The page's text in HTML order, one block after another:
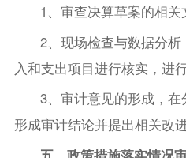
1、审查决算草案的相
2、现场检查与数据分
入和支出项目进行核实，进
3、审计意见的形成，在
形成审计结论并提出相关改